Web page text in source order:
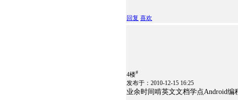
回复 喜欢
4楼#
发布于：2010-12-15 16:25
业余时间啃英文文档学点Android编